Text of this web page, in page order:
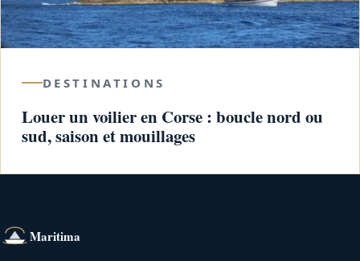
DESTINATIONS
Louer un voilier en Corse : boucle nord ou
sud, saison et mouillages
Maritima